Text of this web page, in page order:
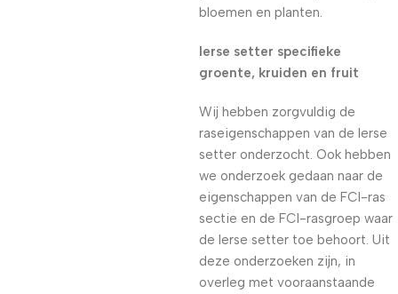
bloemen en planten.
Ierse setter specifieke
groente, kruiden en fruit
Wij hebben zorgvuldig de
raseigenschappen van de Ierse
setter onderzocht. Ook hebben
we onderzoek gedaan naar de
eigenschappen van de FCI-ras
sectie en de FCI-rasgroep waar
de Ierse setter toe behoort. Uit
deze onderzoeken zijn, in
overleg met vooraanstaande